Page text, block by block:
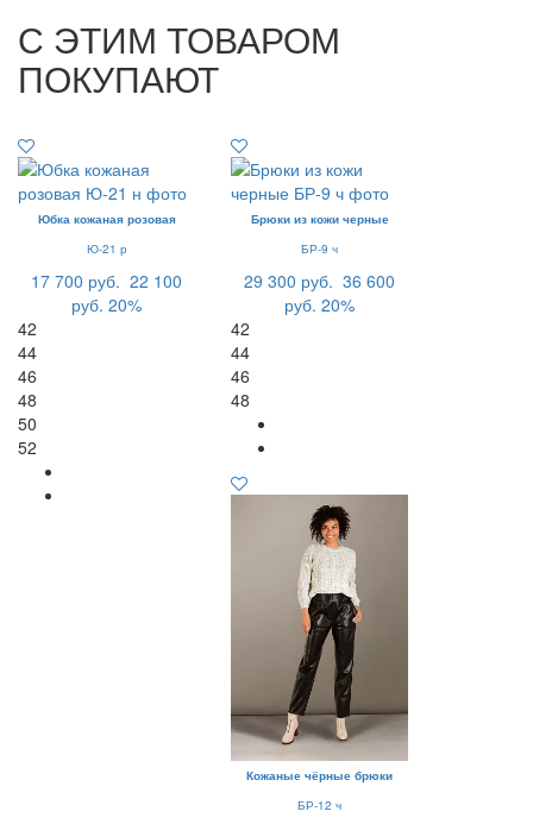
С ЭТИМ ТОВАРОМ
ПОКУПАЮТ
Юбка кожаная розовая
Ю-21 р
17 700 руб. 22 100
руб. 20%
42
44
46
48
50
52
Брюки из кожи черные
БР-9 ч
29 300 руб. 36 600
руб. 20%
42
44
46
48
Кожаные чёрные брюки
БР-12 ч